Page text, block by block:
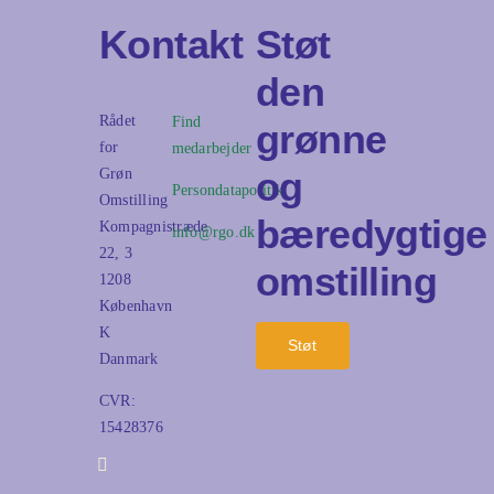
Kontakt
Rådet
for
Grøn
Omstilling
Kompagnistræde
22, 3
1208
København
K
Danmark
CVR:
15428376
Find
medarbejder
Persondatapolitik
info@rgo.dk
Støt
den
grønne
og
bæredygtige
omstilling
Støt